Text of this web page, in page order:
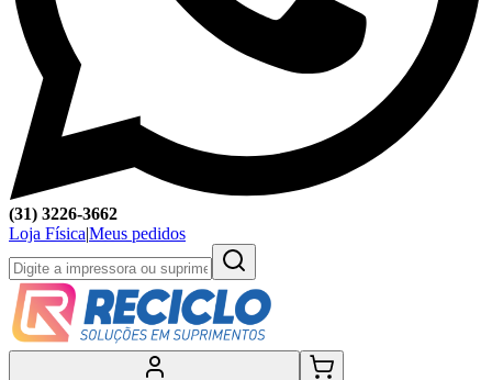
(31) 3226-3662
Loja Física|Meus pedidos